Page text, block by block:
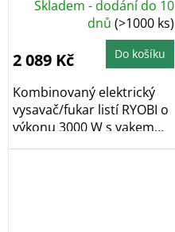
Skladem - dodání do 10
dnů (>1000 ks)
2 089 Kč Do košíku
Kombinovaný elektrický
vysavač/fukar listí RYOBI o
výkonu 3000 W s vakem
o objemu 45 l...